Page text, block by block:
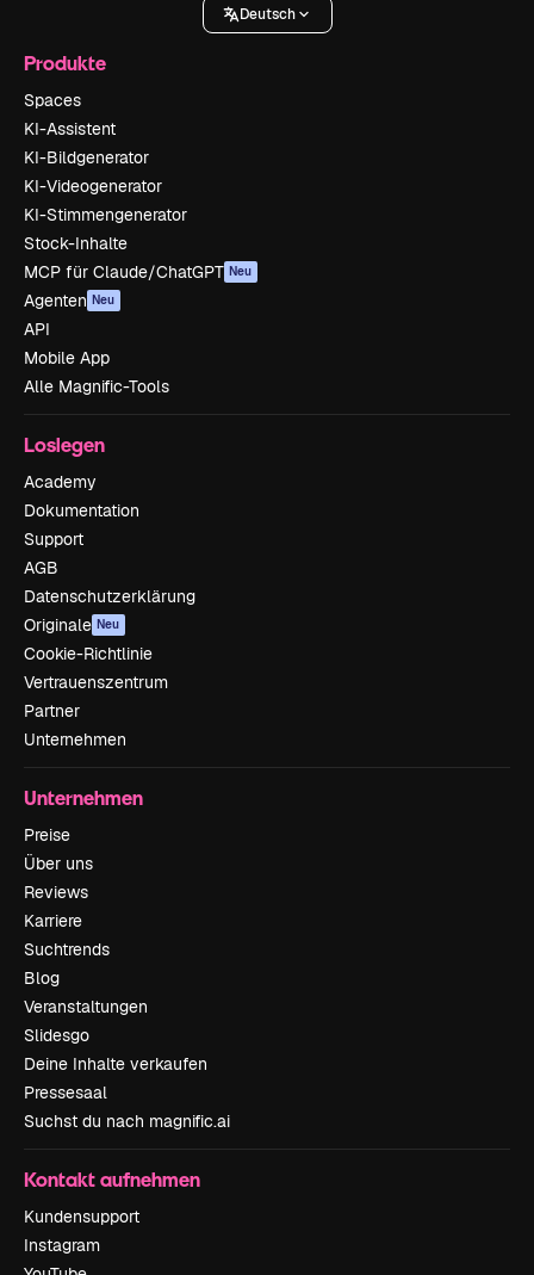
Deutsch
Produkte
Spaces
KI-Assistent
KI-Bildgenerator
KI-Videogenerator
KI-Stimmengenerator
Stock-Inhalte
MCP für Claude/ChatGPT Neu
Agenten Neu
API
Mobile App
Alle Magnific-Tools
Loslegen
Academy
Dokumentation
Support
AGB
Datenschutzerklärung
Originale Neu
Cookie-Richtlinie
Vertrauenszentrum
Partner
Unternehmen
Unternehmen
Preise
Über uns
Reviews
Karriere
Suchtrends
Blog
Veranstaltungen
Slidesgo
Deine Inhalte verkaufen
Pressesaal
Suchst du nach magnific.ai
Kontakt aufnehmen
Kundensupport
Instagram